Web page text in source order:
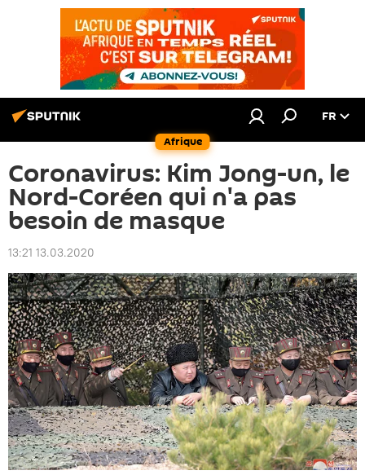
Afrique
FR
Coronavirus: Kim Jong-un, le
Nord-Coréen qui n'a pas
besoin de masque
13:21 13.03.2020